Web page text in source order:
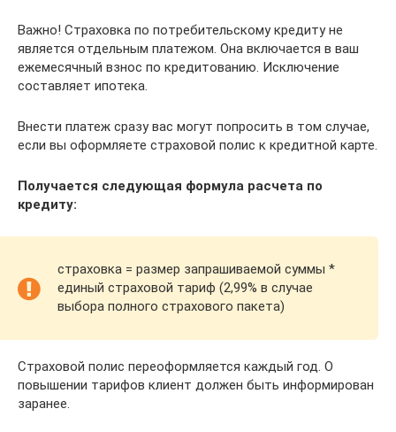
Важно! Страховка по потребительскому кредиту не
является отдельным платежом. Она включается в ваш
ежемесячный взнос по кредитованию. Исключение
составляет ипотека.
Внести платеж сразу вас могут попросить в том случае,
если вы оформляете страховой полис к кредитной карте.
Получается следующая формула расчета по
кредиту:
страховка = размер запрашиваемой суммы *
единый страховой тариф (2,99% в случае
выбора полного страхового пакета)
Страховой полис переоформляется каждый год. О
повышении тарифов клиент должен быть информирован
заранее.